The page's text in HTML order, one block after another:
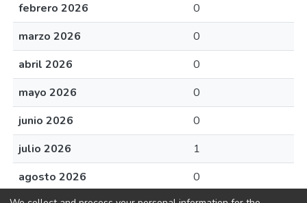
febrero 2026
0
marzo 2026
0
abril 2026
0
mayo 2026
0
junio 2026
0
julio 2026
1
agosto 2026
0